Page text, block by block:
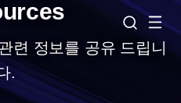
련 정보를 공유 드립니
.